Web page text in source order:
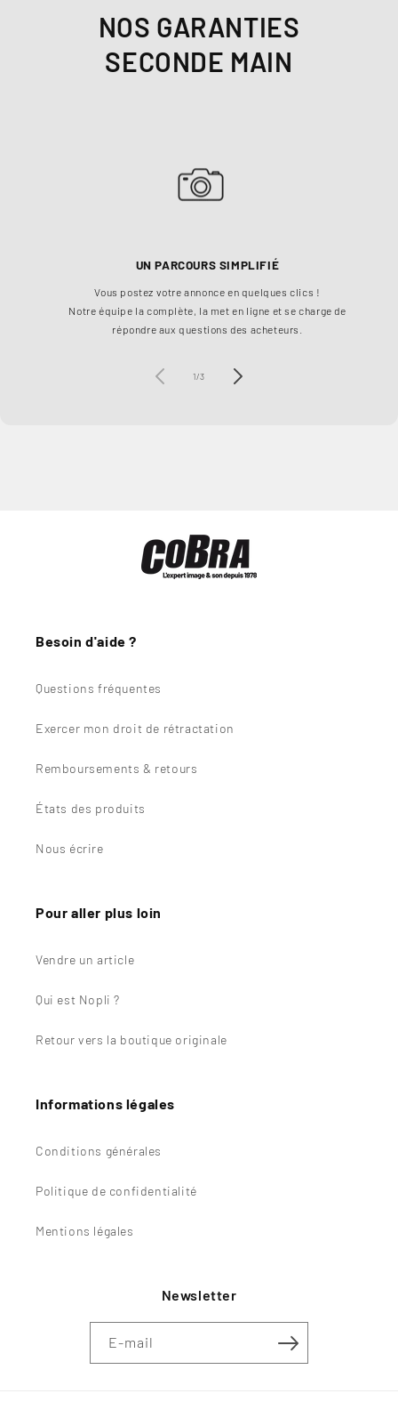
NOS GARANTIES
SECONDE MAIN
UN PARCOURS SIMPLIFIÉ
Vous postez votre annonce en quelques clics !
Notre équipe la complète, la met en ligne et se charge de
répondre aux questions des acheteurs.
1/de
3
Besoin d'aide ?
Questions fréquentes
Exercer mon droit de rétractation
Remboursements & retours
États des produits
Nous écrire
Pour aller plus loin
Vendre un article
Qui est Nopli ?
Retour vers la boutique originale
Informations légales
Conditions générales
Politique de confidentialité
Mentions légales
Newsletter
E-mail